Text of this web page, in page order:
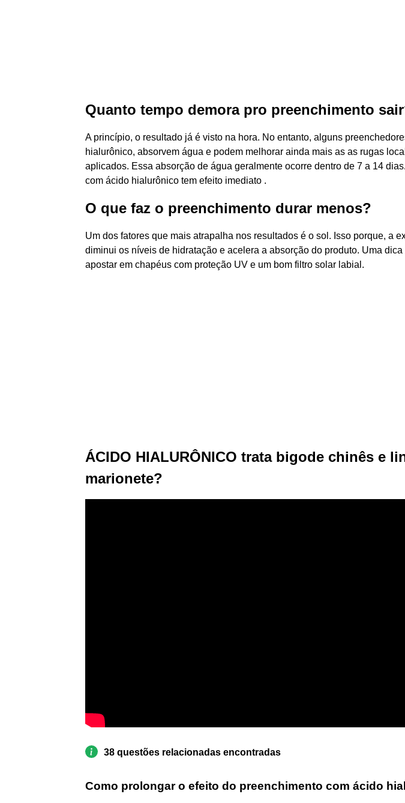
Quanto tempo demora pro preenchimento
A princípio, o resultado já é visto na hora. No entanto, alguns
hialurônico, absorvem água e podem melhorar ainda mais as as rugas
aplicados. Essa absorção de água geralmente ocorre dentro de 7 a 14
com ácido hialurônico tem efeito imediato .
O que faz o preenchimento durar menos?
Um dos fatores que mais atrapalha nos resultados é o sol. Isso porque, a
diminui os níveis de hidratação e acelera a absorção do produto. Uma
apostar em chapéus com proteção UV e um bom filtro solar labial.
ÁCIDO HIALURÔNICO trata bigode chinês e
marionete?
38 questões relacionadas encontradas
Como prolongar o efeito do preenchimento com ácido